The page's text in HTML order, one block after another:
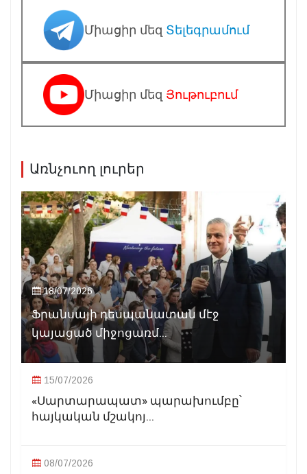
Միացիր մեզ Տելեգրամում
Միացիր մեզ Յութուբում
Առնչուող լուրեր
18/07/2026
Ֆրանսայի դեսպանատան մէջ
կայացած միջոցառմ...
15/07/2026
«Սարտարապատ» պարախումբը՝
հայկական մշակոյ...
08/07/2026